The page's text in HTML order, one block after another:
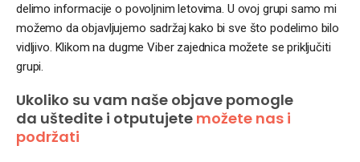
delimo informacije o povoljnim letovima. U ovoj grupi samo mi
možemo da objavljujemo sadržaj kako bi sve što podelimo bilo
vidljivo. Klikom na dugme Viber zajednica možete se priključiti
grupi.
Ukoliko su vam naše objave pomogle
da uštedite i otputujete možete nas i
podržati